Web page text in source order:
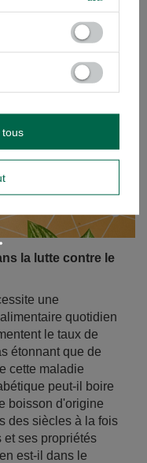
la lutte contre le
une
quotidien
le taux de
étonnant que de
cette maladie
peut-il boire
boisson d'origine
des siècles à la fois
et ses propriétés
est-il dans le